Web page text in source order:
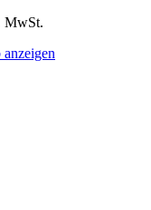
MwSt.